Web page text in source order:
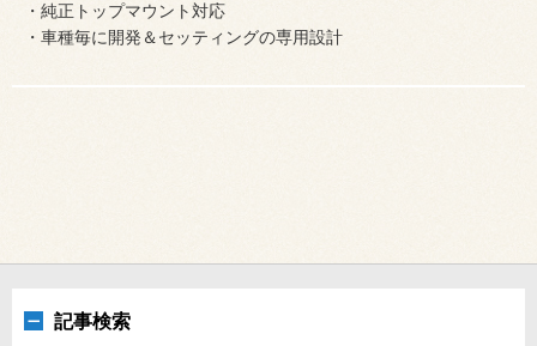
・純正トップマウント対応
・車種毎に開発＆セッティングの専用設計
記事検索